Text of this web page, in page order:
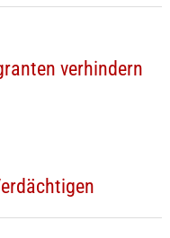
verhindern